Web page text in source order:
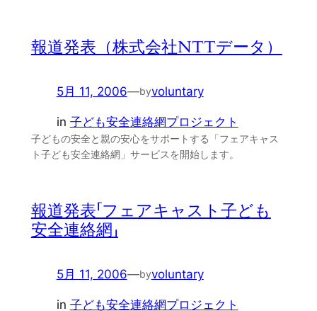
報道発表（株式会社NTTデータ）
5月 11, 2006—byvoluntary
in 子ども安全連絡網プロジェクト
子どもの安全と親の安心をサポートする「フェアキャス
ト子ども安全連絡網」サービスを開始します。
報道発表「フェアキャスト子ども
安全連絡網」
5月 11, 2006—byvoluntary
in 子ども安全連絡網プロジェクト